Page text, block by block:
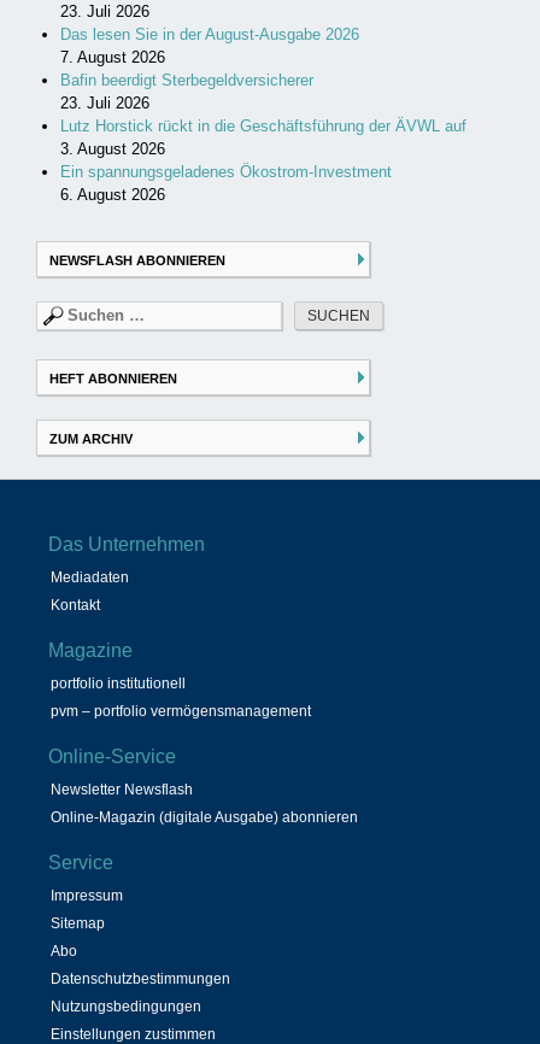
23. Juli 2026
Das lesen Sie in der August-Ausgabe 2026
7. August 2026
Bafin beerdigt Sterbegeldversicherer
23. Juli 2026
Lutz Horstick rückt in die Geschäftsführung der ÄVWL auf
3. August 2026
Ein spannungsgeladenes Ökostrom-Investment
6. August 2026
NEWSFLASH ABONNIEREN
Suchen
nach:
HEFT ABONNIEREN
ZUM ARCHIV
Das Unternehmen
Mediadaten
Kontakt
Magazine
portfolio institutionell
pvm – portfolio vermögensmanagement
Online-Service
Newsletter Newsflash
Online-Magazin (digitale Ausgabe) abonnieren
Service
Impressum
Sitemap
Abo
Datenschutzbestimmungen
Nutzungsbedingungen
Einstellungen zustimmen